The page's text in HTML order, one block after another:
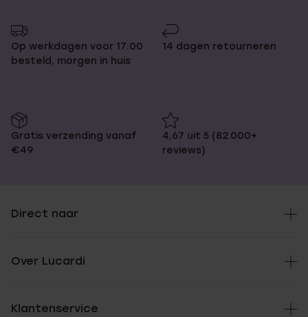
Op werkdagen voor 17:00
besteld, morgen in huis
14 dagen retourneren
Gratis verzending vanaf
€49
4,67 uit 5 (82.000+
reviews)
Direct naar
Over Lucardi
Klantenservice